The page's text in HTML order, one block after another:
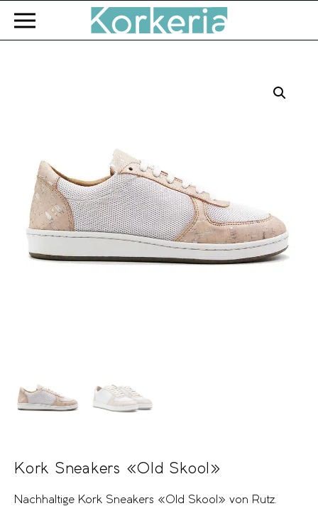
Zum Hauptinhalt springen
Kork Sneakers «Old Skool»
Nachhaltige Kork Sneakers «Old Skool» von Rutz.